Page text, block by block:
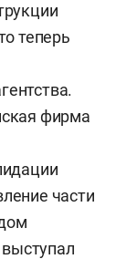
теперь
фирма
части